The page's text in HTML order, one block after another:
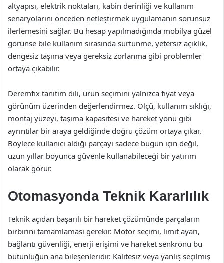
altyapısı, elektrik noktaları, kabin derinliği ve kullanım
senaryolarını önceden netleştirmek uygulamanın sorunsuz
ilerlemesini sağlar. Bu hesap yapılmadığında mobilya güzel
görünse bile kullanım sırasında sürtünme, yetersiz açıklık,
dengesiz taşıma veya gereksiz zorlanma gibi problemler
ortaya çıkabilir.
Deremfix tanıtım dili, ürün seçimini yalnızca fiyat veya
görünüm üzerinden değerlendirmez. Ölçü, kullanım sıklığı,
montaj yüzeyi, taşıma kapasitesi ve hareket yönü gibi
ayrıntılar bir araya geldiğinde doğru çözüm ortaya çıkar.
Böylece kullanıcı aldığı parçayı sadece bugün için değil,
uzun yıllar boyunca güvenle kullanabileceği bir yatırım
olarak görür.
Otomasyonda Teknik Kararlılık
Teknik açıdan başarılı bir hareket çözümünde parçaların
birbirini tamamlaması gerekir. Motor seçimi, limit ayarı,
bağlantı güvenliği, enerji erişimi ve hareket senkronu bu
bütünlüğün ana bileşenleridir. Kalitesiz veya yanlış seçilmiş